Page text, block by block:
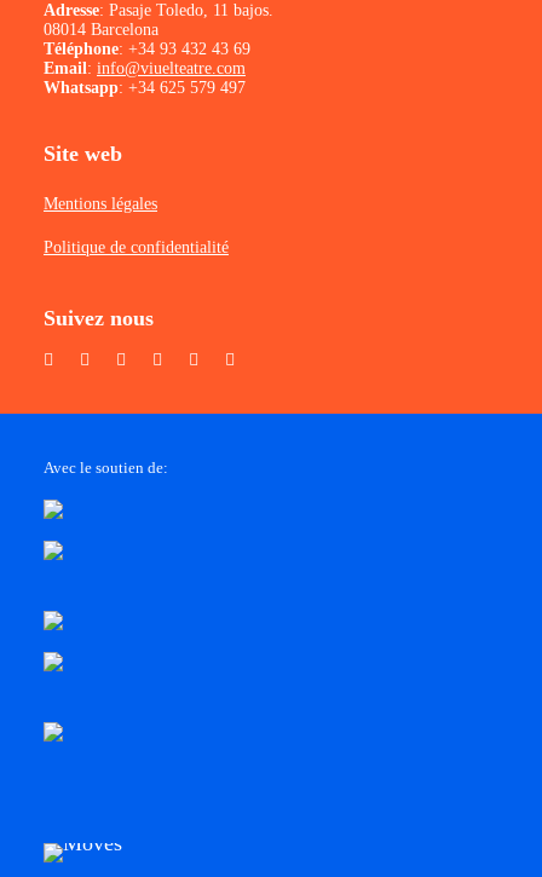
Adresse: Pasaje Toledo, 11 bajos.
08014 Barcelona
Téléphone: +34 93 432 43 69
Email: info@viuelteatre.com
Whatsapp: +34 625 579 497
Site web
Mentions légales
Politique de confidentialité
Suivez nous
Avec le soutien de: